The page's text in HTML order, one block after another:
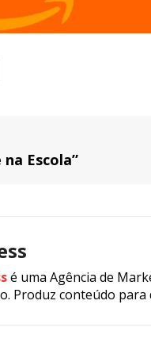
Escola”
é uma Agência de
Produz conteúdo